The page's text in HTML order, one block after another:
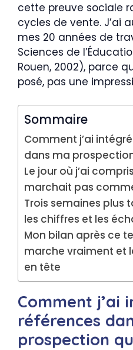
cette preuve sociale
cycles de vente. J’ai
mes 20 années de
Sciences de
Rouen, 2002), parce
posé, pas une
Sommaire
Comment j’ai
dans ma
Le jour où j’ai
marchait pas
Trois semaines plus
les chiffres et les
Mon bilan après ce
marche vraiment et
en tête
Comment j’ai
références
prospection